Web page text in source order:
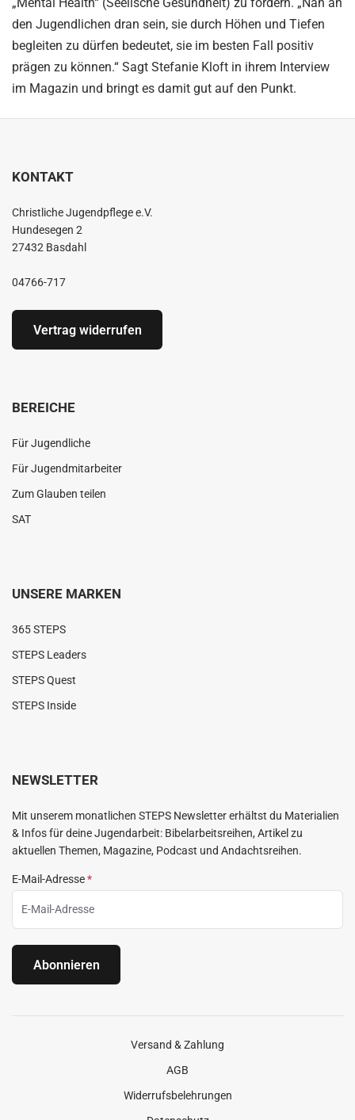
den Jugendlichen dran sein, sie durch Höhen und Tiefen
begleiten zu dürfen bedeutet, sie im besten Fall positiv
prägen zu können.“ Sagt Stefanie Kloft in ihrem Interview
im Magazin und bringt es damit gut auf den Punkt.
KONTAKT
Christliche Jugendpflege e.V.
Hundesegen 2
27432 Basdahl
04766-717
Vertrag widerrufen
BEREICHE
Für Jugendliche
Für Jugendmitarbeiter
Zum Glauben teilen
SAT
UNSERE MARKEN
365 STEPS
STEPS Leaders
STEPS Quest
STEPS Inside
NEWSLETTER
Mit unserem monatlichen STEPS Newsletter erhältst du Materialien
& Infos für deine Jugendarbeit: Bibelarbeitsreihen, Artikel zu
aktuellen Themen, Magazine, Podcast und Andachtsreihen.
E-Mail-Adresse*
Abonnieren
Versand & Zahlung
AGB
Widerrufsbelehrungen